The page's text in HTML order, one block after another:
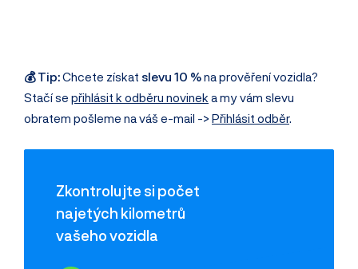
💰 Tip:Chcete získat slevu 10 %na prověření vozidla?
Stačí se přihlásit k odběru novinek a my vám slevu
obratem pošleme na váš e-mail -> Přihlásit odběr.
Zkontrolujte si počet
najetých kilometrů
vašeho vozidla